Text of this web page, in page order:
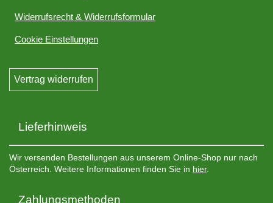
Widerrufsrecht & Widerrufsformular
Cookie Einstellungen
Vertrag widerrufen
Lieferhinweis
Wir versenden Bestellungen aus unserem Online-Shop nur nach
Österreich. Weitere Informationen finden Sie in hier.
Zahlungsmethoden